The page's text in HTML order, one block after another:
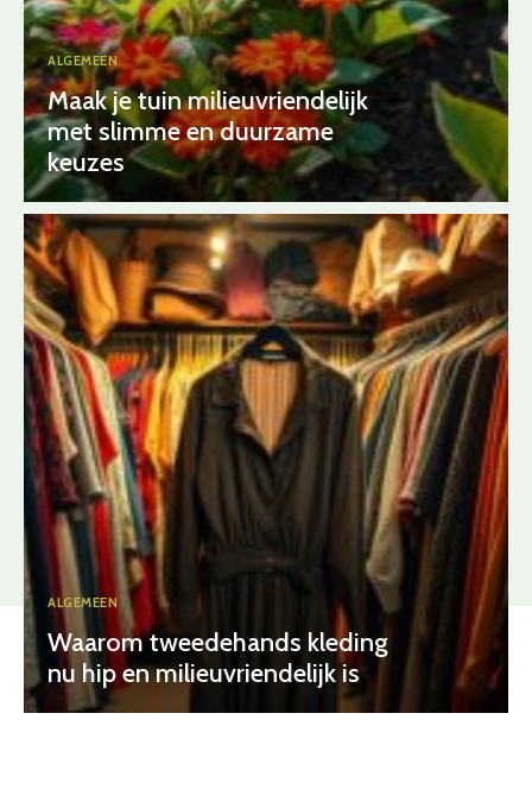
ALGEMEEN
Maak je tuin milieuvriendelijk
met slimme en duurzame
keuzes
ALGEMEEN
Waarom tweedehands kleding
nu hip en milieuvriendelijk is